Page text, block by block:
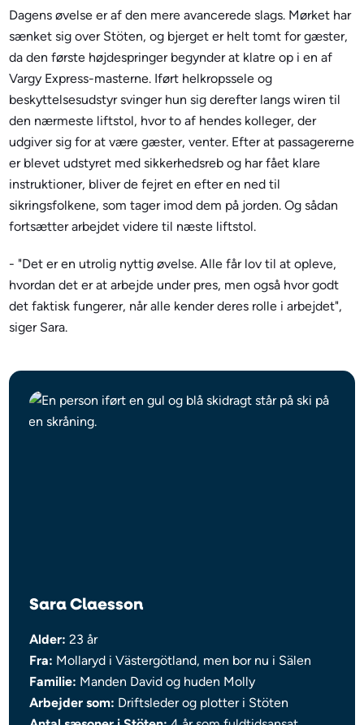
Dagens øvelse er af den mere avancerede slags. Mørket har
sænket sig over Stöten, og bjerget er helt tomt for gæster,
da den første højdespringer begynder at klatre op i en af
Vargy Express-masterne. Iført helkropssele og
beskyttelsesudstyr svinger hun sig derefter langs wiren til
den nærmeste liftstol, hvor to af hendes kolleger, der
udgiver sig for at være gæster, venter. Efter at passagererne
er blevet udstyret med sikkerhedsreb og har fået klare
instruktioner, bliver de fejret en efter en ned til
sikringsfolkene, som tager imod dem på jorden. Og sådan
fortsætter arbejdet videre til næste liftstol.
- "Det er en utrolig nyttig øvelse. Alle får lov til at opleve,
hvordan det er at arbejde under pres, men også hvor godt
det faktisk fungerer, når alle kender deres rolle i arbejdet",
siger Sara.
Sara Claesson
Alder: 23 år
Fra: Mollaryd i Västergötland, men bor nu i Sälen
Familie: Manden David og huden Molly
Arbejder som: Driftsleder og plotter i Stöten